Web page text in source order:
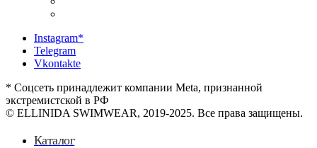
Instagram*
Telegram
Vkontakte
* Соцсеть принадлежит компании Meta, признанной
экстремистской в РФ
© ELLINIDA SWIMWEAR, 2019-2025. Все права защищены.
Каталог